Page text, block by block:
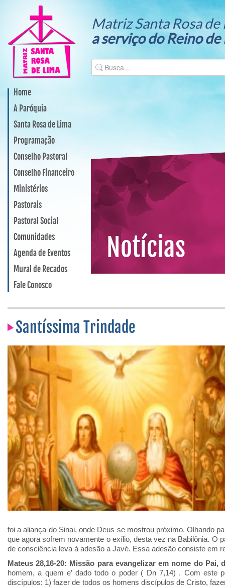
Home
A Paróquia
Santa Rosa de Lima
Programação
Conselho Pastoral
Conselho Financeiro
Ministérios
Pastorais
Pastoral Social
Comunidades
Agenda de Eventos
Mural de Recados
Fale Conosco
Matriz Santa Rosa de
a serviço do Reino
Notícias
Santíssima Trindade
foi a aliança do Sinai, onde Deus se mostrou próximo. Olhando
que agora sofrem novamente o exílio, desta vez na Babilônia. O
de consciência leva à adesão a Javé. Essa adesão consiste em
Mateus 28,16-20: Missão para evangelizar em nome do
homem, a quem e’ dado todo o poder ( Dn 7,14) . Com este
discípulos: 1) fazer de todos os homens discípulos de Cristo,